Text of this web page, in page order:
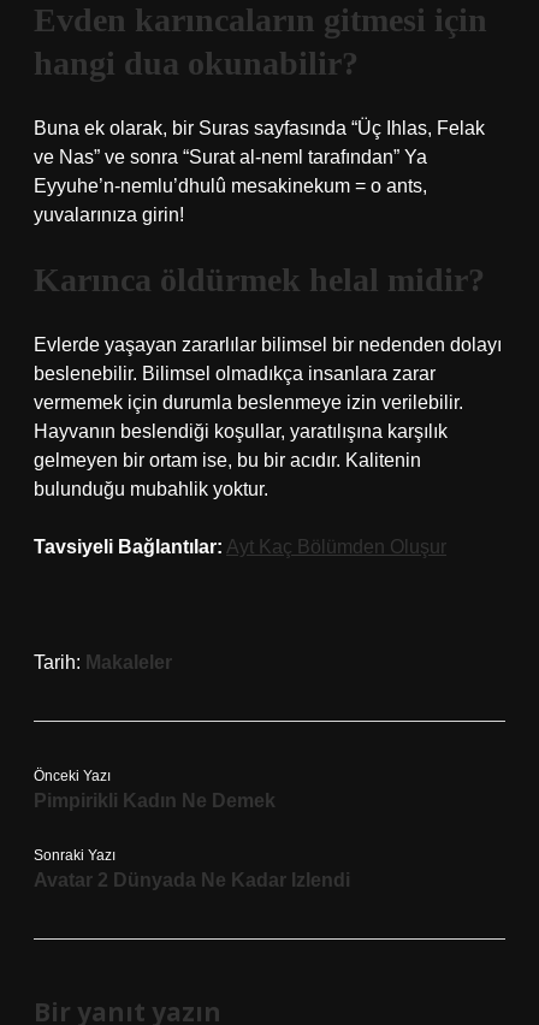
Evden karıncaların gitmesi için
hangi dua okunabilir?
Buna ek olarak, bir Suras sayfasında “Üç Ihlas, Felak
ve Nas” ve sonra “Surat al-neml tarafından” Ya
Eyyuhe’n-nemlu’dhulû mesakinekum = o ants,
yuvalarınıza girin!
Karınca öldürmek helal midir?
Evlerde yaşayan zararlılar bilimsel bir nedenden dolayı
beslenebilir. Bilimsel olmadıkça insanlara zarar
vermemek için durumla beslenmeye izin verilebilir.
Hayvanın beslendiği koşullar, yaratılışına karşılık
gelmeyen bir ortam ise, bu bir acıdır. Kalitenin
bulunduğu mubahlik yoktur.
Tavsiyeli Bağlantılar: Ayt Kaç Bölümden Oluşur
Tarih: Makaleler
Önceki Yazı
Pimpirikli Kadın Ne Demek
Sonraki Yazı
Avatar 2 Dünyada Ne Kadar Izlendi
Bir yanıt yazın